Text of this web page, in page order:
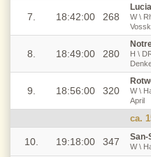
7. 18:42:00 268
W \
8. 18:49:00 280
H \
9. 18:56:00 320
W \
April
ca.
10. 19:18:00 347 San-
W \